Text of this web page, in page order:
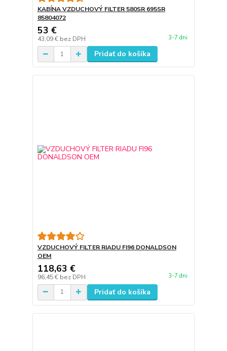
KABÍNA VZDUCHOVÝ FILTER 580SR 695SR
85804072
53 €
43,09 € bez DPH 3-7 dni
Pridať do košíka
VZDUCHOVÝ FILTER RIADU FI96 DONALDSON
OEM
118,63 €
96,45 € bez DPH 3-7 dni
Pridať do košíka